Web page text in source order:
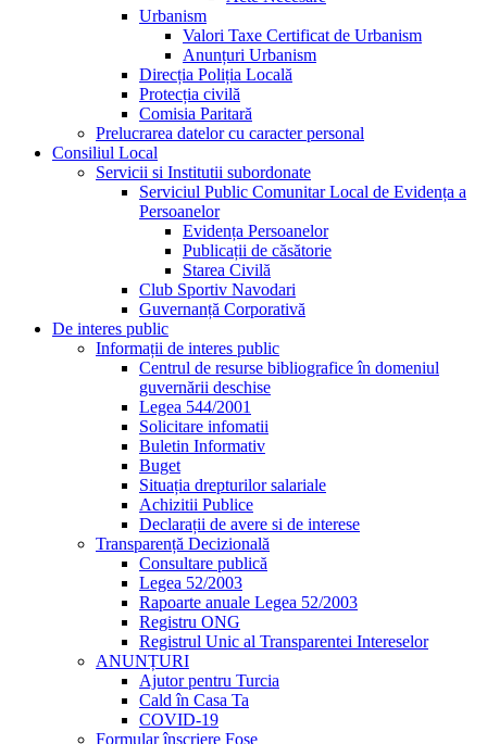
Urbanism
Valori Taxe Certificat de Urbanism
Anunțuri Urbanism
Direcția Poliția Locală
Protecția civilă
Comisia Paritară
Prelucrarea datelor cu caracter personal
Consiliul Local
Servicii si Institutii subordonate
Serviciul Public Comunitar Local de Evidența a
Persoanelor
Evidența Persoanelor
Publicații de căsătorie
Starea Civilă
Club Sportiv Navodari
Guvernanță Corporativă
De interes public
Informații de interes public
Centrul de resurse bibliografice în domeniul
guvernării deschise
Legea 544/2001
Solicitare infomatii
Buletin Informativ
Buget
Situația drepturilor salariale
Achizitii Publice
Declarații de avere si de interese
Transparență Decizională
Consultare publică
Legea 52/2003
Rapoarte anuale Legea 52/2003
Registru ONG
Registrul Unic al Transparentei Intereselor
ANUNȚURI
Ajutor pentru Turcia
Cald în Casa Ta
COVID-19
Formular înscriere Fose